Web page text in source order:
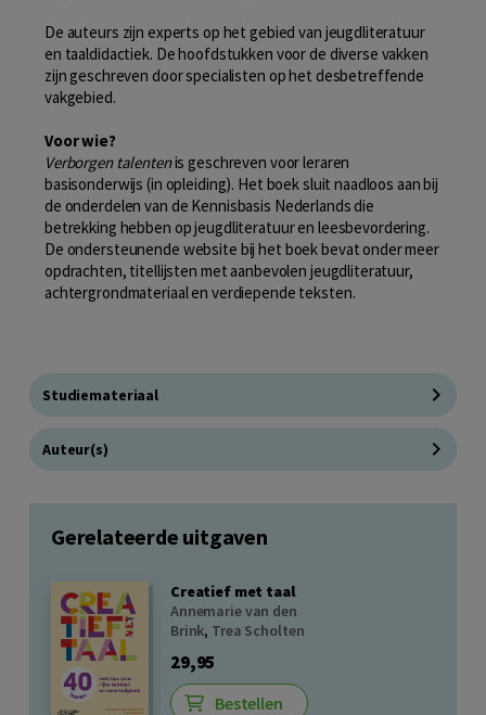
De auteurs zijn experts op het gebied van jeugdliteratuur
en taaldidactiek. De hoofdstukken voor de diverse vakken
zijn geschreven door specialisten op het desbetreffende
vakgebied.
Voor wie?
Verborgen talentenis geschreven voor leraren
basisonderwijs (in opleiding). Het boek sluit naadloos aan bij
de onderdelen van de Kennisbasis Nederlands die
betrekking hebben op jeugdliteratuur en leesbevordering.
De ondersteunende website bij het boek bevat onder meer
opdrachten, titellijsten met aanbevolen jeugdliteratuur,
achtergrondmateriaal en verdiepende teksten.
Studiemateriaal
Auteur(s)
Gerelateerde uitgaven
Creatief met taal
Annemarie van den
Brink, Trea Scholten
29,95
Bestellen